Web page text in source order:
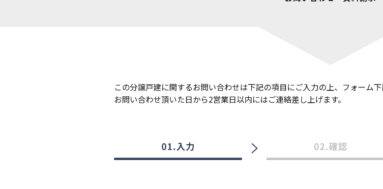
この分譲戸建に関するお問い合わせは下記の項目にご入力の上、フォーム
お問い合わせ頂いた日から2営業日以内にはご連絡差し上げます。